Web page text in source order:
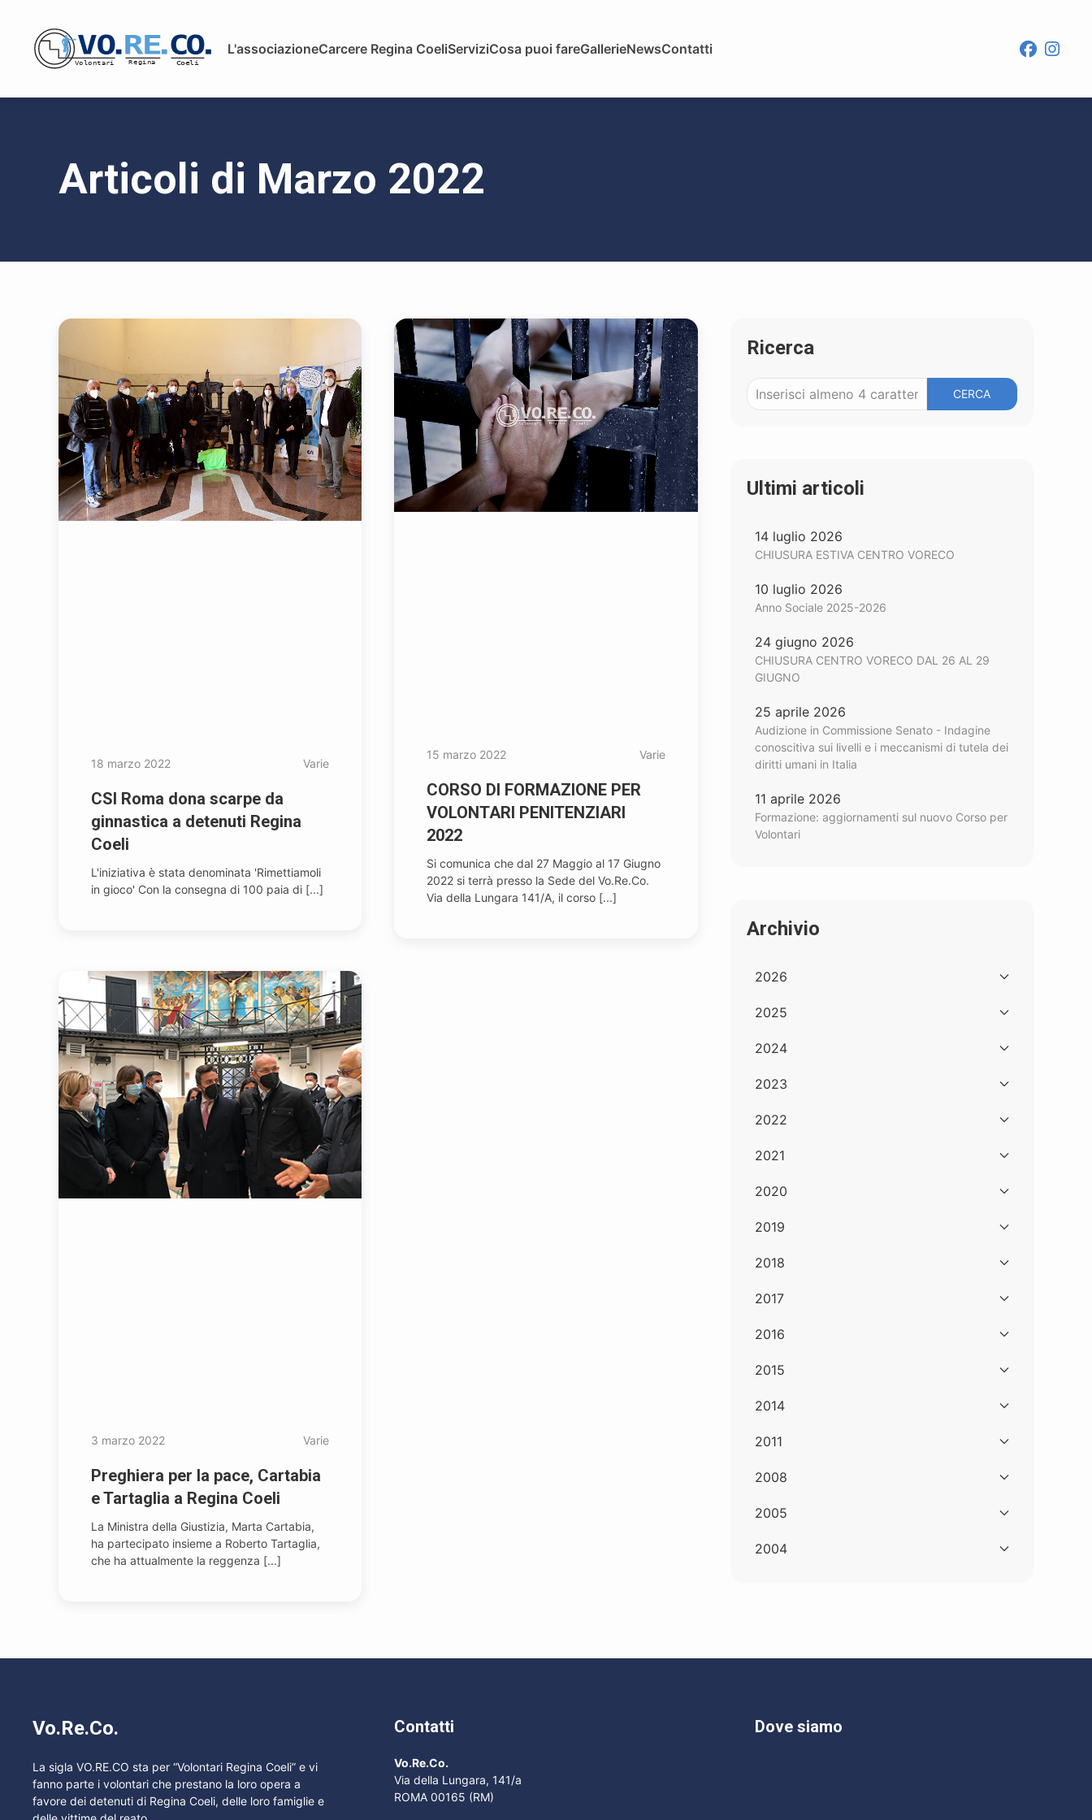
L'associazioneCarcere Regina CoeliServiziCosa puoi fareGallerieNewsContatti
Articoli di Marzo 2022
18 marzo 2022 Varie
CSI Roma dona scarpe da
ginnastica a detenuti Regina
Coeli
L'iniziativa è stata denominata 'Rimettiamoli
in gioco' Con la consegna di 100 paia di [...]
15 marzo 2022 Varie
CORSO DI FORMAZIONE PER
VOLONTARI PENITENZIARI
2022
Si comunica che dal 27 Maggio al 17 Giugno
2022 si terrà presso la Sede del Vo.Re.Co.
Via della Lungara 141/A, il corso [...]
3 marzo 2022 Varie
Preghiera per la pace, Cartabia
e Tartaglia a Regina Coeli
La Ministra della Giustizia, Marta Cartabia,
ha partecipato insieme a Roberto Tartaglia,
che ha attualmente la reggenza [...]
Ricerca
CERCA
Ultimi articoli
14 luglio 2026
CHIUSURA ESTIVA CENTRO VORECO
10 luglio 2026
Anno Sociale 2025-2026
24 giugno 2026
CHIUSURA CENTRO VORECO DAL 26 AL 29
GIUGNO
25 aprile 2026
Audizione in Commissione Senato - Indagine
conoscitiva sui livelli e i meccanismi di tutela dei
diritti umani in Italia
11 aprile 2026
Formazione: aggiornamenti sul nuovo Corso per
Volontari
Archivio
2026
2025
2024
2023
2022
2021
2020
2019
2018
2017
2016
2015
2014
2011
2008
2005
2004
Vo.Re.Co.
La sigla VO.RE.CO sta per “Volontari Regina Coeli” e vi
fanno parte i volontari che prestano la loro opera a
favore dei detenuti di Regina Coeli, delle loro famiglie e
Contatti
Vo.Re.Co.
Via della Lungara, 141/a
ROMA 00165 (RM)
Dove siamo